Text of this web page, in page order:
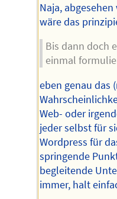
Naja,
wäre das
Bis dann doch
einmal
eben genau das
Web- oder
jeder selbst für
Wordpress für
springende
begleitende
immer, halt